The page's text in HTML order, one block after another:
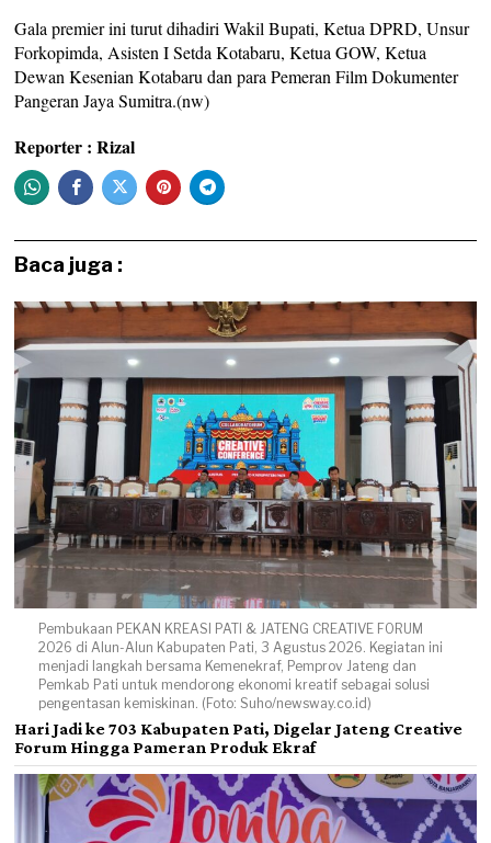
Gala premier ini turut dihadiri Wakil Bupati, Ketua DPRD, Unsur
Forkopimda, Asisten I Setda Kotabaru, Ketua GOW, Ketua
Dewan Kesenian Kotabaru dan para Pemeran Film Dokumenter
Pangeran Jaya Sumitra.(nw)
Reporter : Rizal
Baca juga :
Pembukaan PEKAN KREASI PATI & JATENG CREATIVE FORUM
2026 di Alun-Alun Kabupaten Pati, 3 Agustus 2026. Kegiatan ini
menjadi langkah bersama Kemenekraf, Pemprov Jateng dan
Pemkab Pati untuk mendorong ekonomi kreatif sebagai solusi
pengentasan kemiskinan. (Foto: Suho/newsway.co.id)
Hari Jadi ke 703 Kabupaten Pati, Digelar Jateng Creative
Forum Hingga Pameran Produk Ekraf